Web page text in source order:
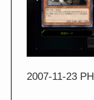
2007-11-23